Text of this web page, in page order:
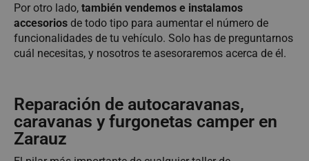
Por otro lado, también vendemos e instalamos
accesorios de todo tipo para aumentar el número de
funcionalidades de tu vehículo. Solo has de preguntarnos
cuál necesitas, y nosotros te asesoraremos acerca de él.
Reparación de autocaravanas,
caravanas y furgonetas camper en
Zarauz